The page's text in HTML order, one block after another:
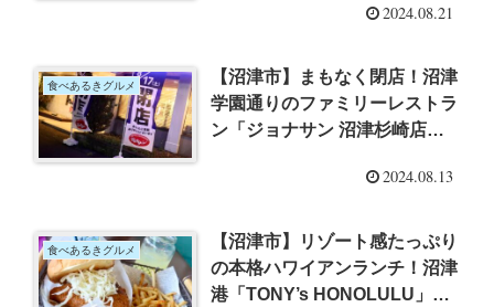
2024.08.21
食べあるきグルメ
【沼津市】まもなく閉店！沼津
学園通りのファミリーレストラ
ン「ジョナサン 沼津杉崎店」
2024.08.13
食べあるきグルメ
【沼津市】リゾート感たっぷり
の本格ハワイアンランチ！沼津
港「TONY’s HONOLULU」さ